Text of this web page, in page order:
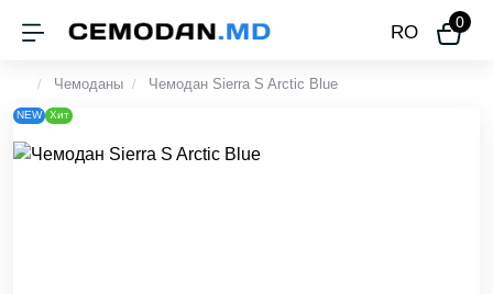
RO
0
Чемоданы Чемодан Sierra S Arctic Blue
NEW Хит